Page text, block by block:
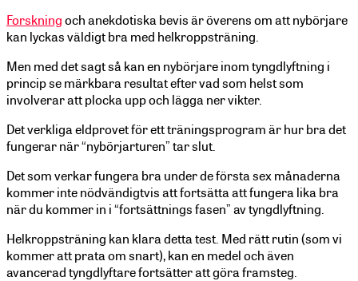
Forskningoch anekdotiska bevis är överens om att nybörjare
kan lyckas väldigt bra med helkroppsträning.
Men med det sagt så kan en nybörjare inom tyngdlyftning i
princip se märkbara resultat efter vad som helst som
involverar att plocka upp och lägga ner vikter.
Det verkliga eldprovet för ett träningsprogram är hur bra det
fungerar när “nybörjarturen” tar slut.
Det som verkar fungera bra under de första sex månaderna
kommer inte nödvändigtvis att fortsätta att fungera lika bra
när du kommer in i “fortsättnings fasen” av tyngdlyftning.
Helkroppsträning kan klara detta test. Med rätt rutin (som vi
kommer att prata om snart), kan en medel och även
avancerad tyngdlyftare fortsätter att göra framsteg.